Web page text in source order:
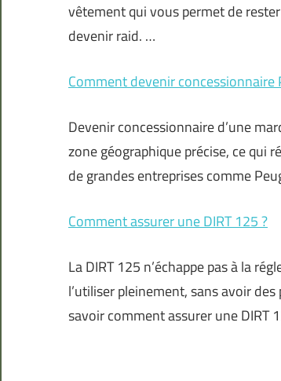
vêtement qui vous permet de
devenir raid. …
Comment devenir concessionnaire
Devenir concessionnaire d’une
zone géographique précise, ce qui
de grandes entreprises comme
Comment assurer une DIRT 125 ?
La DIRT 125 n’échappe pas à la
l’utiliser pleinement, sans avoir
savoir comment assurer une DIRT